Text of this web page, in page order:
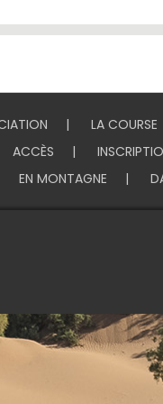
LA COURSE
ACCÈS
EN MONTAGNE